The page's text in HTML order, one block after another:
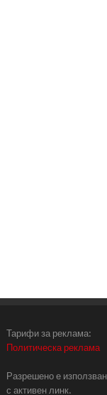
Тарифи за реклама:
Политическа реклама
Разрешено е
с активен линк.